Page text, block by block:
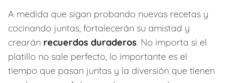
A medida que sigan probando nuevas recetas y
cocinando juntas, fortalecerán su amistad y
crearán recuerdos duraderos. No importa si el
platillo no sale perfecto, lo importante es el
tiempo que pasan juntas y la diversión que tienen